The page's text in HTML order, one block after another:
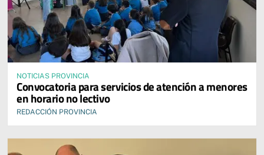
NOTICIAS PROVINCIA
Convocatoria para servicios de atención a menores
en horario no lectivo
REDACCIÓN PROVINCIA